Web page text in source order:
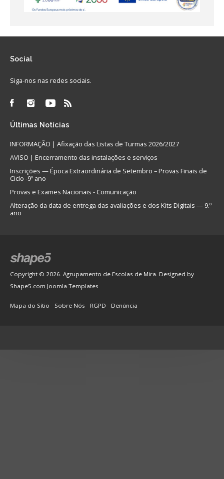
Social
Siga-nos nas redes sociais.
Últimas Notícias
INFORMAÇÃO | Afixação das Listas de Turmas 2026/2027
AVISO | Encerramento das instalações e serviços
Inscrições — Época Extraordinária de Setembro – Provas Finais de
Ciclo -9º ano
Provas e Exames Nacionais - Comunicação
Alteração da data de entrega das avaliações e dos Kits Digitais — 9.º
ano
Copyright © 2026. Agrupamento de Escolas de Mira. Designed by
Shape5.com Joomla Templates
Mapa do Sítio Sobre Nós RGPD Denúncia